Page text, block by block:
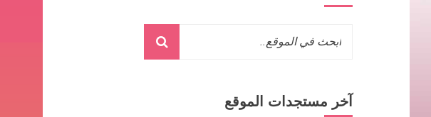
آخر مستجدات الموقع